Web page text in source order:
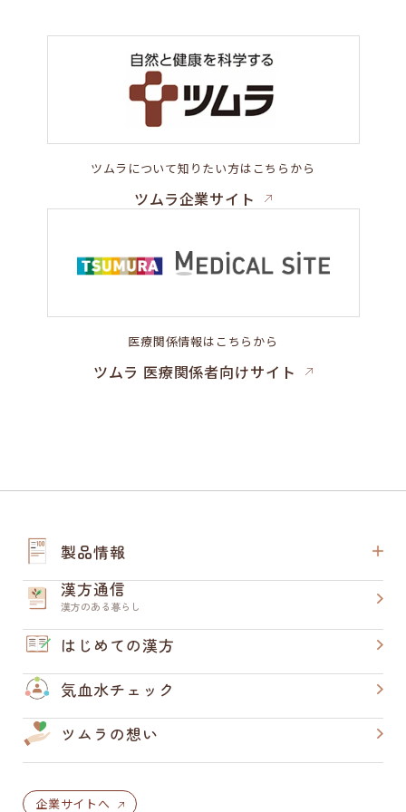
ツムラについて知りたい方はこちらから
ツムラ企業サイト
医療関係情報はこちらから
ツムラ 医療関係者向けサイト
製品情報
漢方通信
漢方のある暮らし
はじめての漢方
気血水チェック
ツムラの想い
企業サイトへ